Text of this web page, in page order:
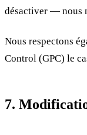
désactiver — nous
Nous respectons
Control (GPC) le
7.